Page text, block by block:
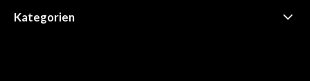
Kategorien